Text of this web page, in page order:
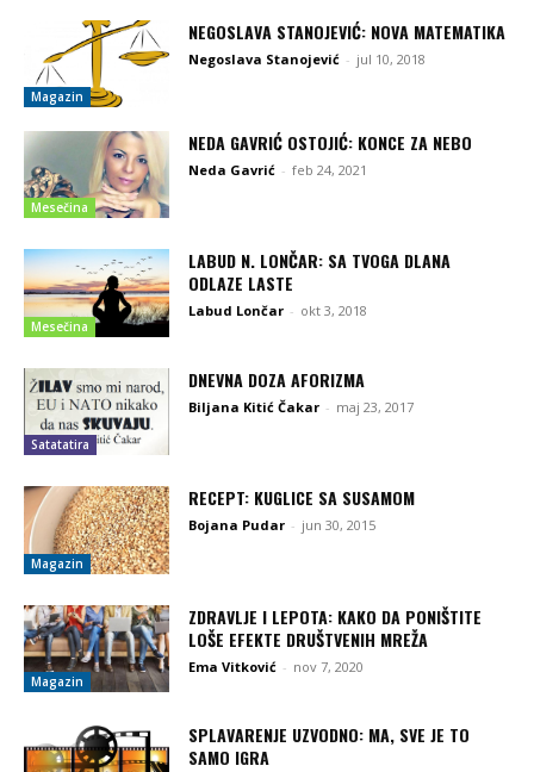
Magazin
NEGOSLAVA STANOJEVIĆ: NOVA MATEMATIKA
Negoslava Stanojević - jul 10, 2018
Mesečina
NEDA GAVRIĆ OSTOJIĆ: KONCE ZA NEBO
Neda Gavrić - feb 24, 2021
Mesečina
LABUD N. LONČAR: SA TVOGA DLANA
ODLAZE LASTE
Labud Lončar - okt 3, 2018
Satatatira
DNEVNA DOZA AFORIZMA
Biljana Kitić Čakar - maj 23, 2017
Magazin
RECEPT: KUGLICE SA SUSAMOM
Bojana Pudar - jun 30, 2015
Magazin
ZDRAVLJE I LEPOTA: KAKO DA PONIŠTITE
LOŠE EFEKTE DRUŠTVENIH MREŽA
Ema Vitković - nov 7, 2020
SPLAVARENJE UZVODNO: MA, SVE JE TO
SAMO IGRA